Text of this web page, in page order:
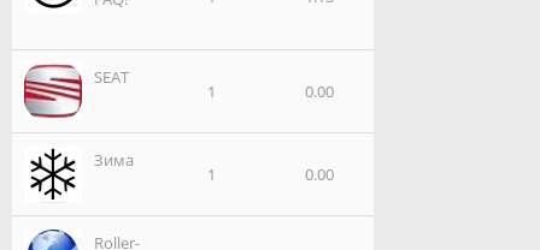
SEAT
1 0.00
Зима
1 0.00
Roller-